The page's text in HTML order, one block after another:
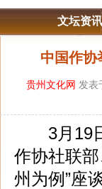
文坛资
中国作
贵州文化网 发表
3月19日
作协社联
州为例”座